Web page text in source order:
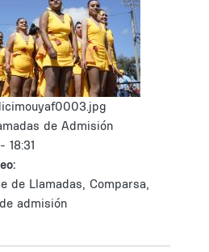
de Admisión
de Llamadas, Comparsa,
admisión